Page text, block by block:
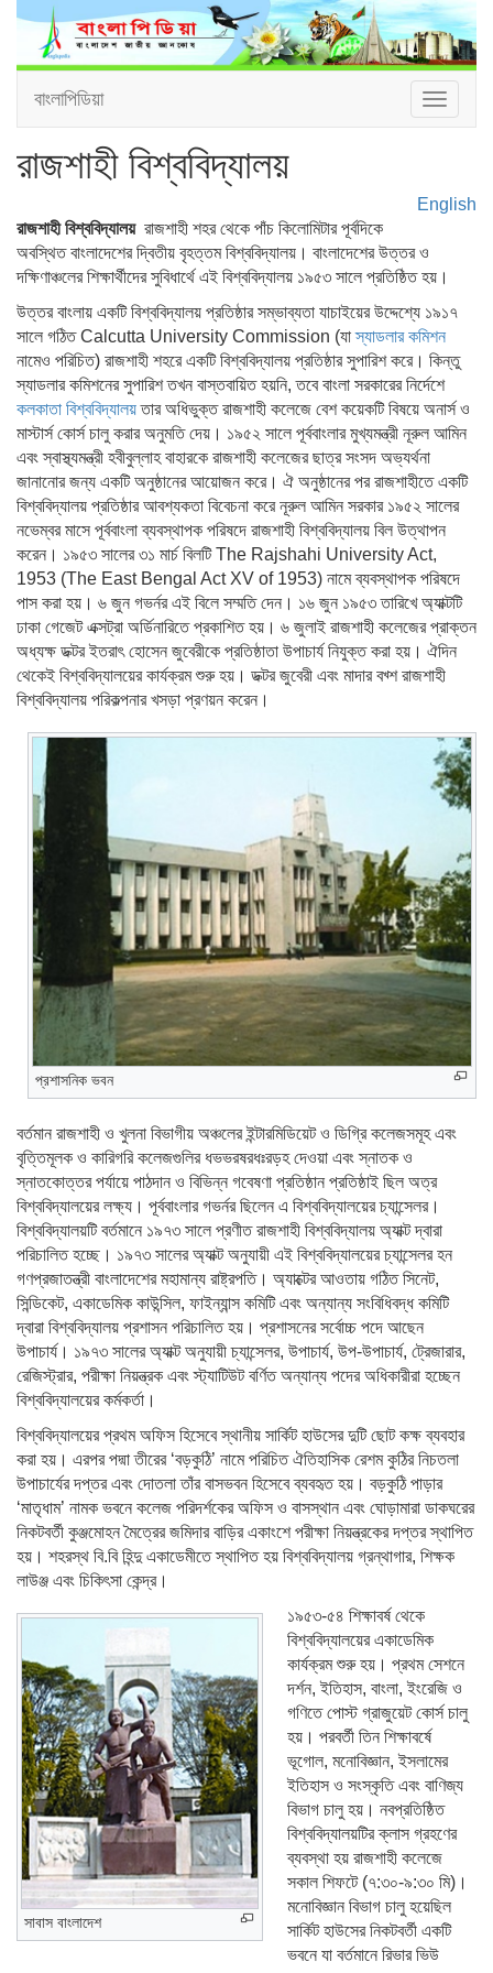
Toggle
বাংলাপিডিয়া
রাজশাহী বিশ্ববিদ্যালয়
English
রাজশাহী বিশ্ববিদ্যালয়রাজশাহী শহর থেকে পাঁচ কিলোমিটার পূর্বদিকে
অবস্থিত বাংলাদেশের দ্বিতীয় বৃহত্তম বিশ্ববিদ্যালয়। বাংলাদেশের উত্তর ও
দক্ষিণাঞ্চলের শিক্ষার্থীদের সুবিধার্থে এই বিশ্ববিদ্যালয় ১৯৫৩ সালে প্রতিষ্ঠিত হয়।
উত্তর বাংলায় একটি বিশ্ববিদ্যালয় প্রতিষ্ঠার সম্ভাব্যতা যাচাইয়ের উদ্দেশ্যে ১৯১৭
সালে গঠিত Calcutta University Commission (যাস্যাডলার কমিশন
নামেও পরিচিত) রাজশাহী শহরে একটি বিশ্ববিদ্যালয় প্রতিষ্ঠার সুপারিশ করে। কিন্তু
স্যাডলার কমিশনের সুপারিশ তখন বাস্তবায়িত হয়নি, তবে বাংলা সরকারের নির্দেশে
কলকাতা বিশ্ববিদ্যালয়তার অধিভুক্ত রাজশাহী কলেজে বেশ কয়েকটি বিষয়ে অনার্স ও
মাস্টার্স কোর্স চালু করার অনুমতি দেয়। ১৯৫২ সালে পূর্ববাংলার মুখ্যমন্ত্রী নূরুল আমিন
এবং স্বাস্থ্যমন্ত্রী হবীবুল্লাহ বাহারকে রাজশাহী কলেজের ছাত্র সংসদ অভ্যর্থনা
জানানোর জন্য একটি অনুষ্ঠানের আয়োজন করে। ঐ অনুষ্ঠানের পর রাজশাহীতে একটি
বিশ্ববিদ্যালয় প্রতিষ্ঠার আবশ্যকতা বিবেচনা করে নূরুল আমিন সরকার ১৯৫২ সালের
নভেম্বর মাসে পূর্ববাংলা ব্যবস্থাপক পরিষদে রাজশাহী বিশ্ববিদ্যালয় বিল উত্থাপন
করেন। ১৯৫৩ সালের ৩১ মার্চ বিলটি The Rajshahi University Act,
1953 (The East Bengal Act XV of 1953) নামে ব্যবস্থাপক পরিষদে
পাস করা হয়। ৬ জুন গভর্নর এই বিলে সম্মতি দেন। ১৬ জুন ১৯৫৩ তারিখে অ্যাক্টটি
ঢাকা গেজেট এক্সট্রা অর্ডিনারিতে প্রকাশিত হয়। ৬ জুলাই রাজশাহী কলেজের প্রাক্তন
অধ্যক্ষ ডক্টর ইতরাৎ হোসেন জুবেরীকে প্রতিষ্ঠাতা উপাচার্য নিযুক্ত করা হয়। ঐদিন
থেকেই বিশ্ববিদ্যালয়ের কার্যক্রম শুরু হয়। ডক্টর জুবেরী এবং মাদার বখ্শ রাজশাহী
বিশ্ববিদ্যালয় পরিকল্পনার খসড়া প্রণয়ন করেন।
প্রশাসনিক ভবন
বর্তমান রাজশাহী ও খুলনা বিভাগীয় অঞ্চলের ইন্টারমিডিয়েট ও ডিগ্রি কলেজসমূহ এবং
বৃত্তিমূলক ও কারিগরি কলেজগুলির ধভভরষরধঃরড়হ দেওয়া এবং স্নাতক ও
স্নাতকোত্তর পর্যায়ে পাঠদান ও বিভিন্ন গবেষণা প্রতিষ্ঠান প্রতিষ্ঠাই ছিল অত্র
বিশ্ববিদ্যালয়ের লক্ষ্য। পূর্ববাংলার গভর্নর ছিলেন এ বিশ্ববিদ্যালয়ের চ্যান্সেলর।
বিশ্ববিদ্যালয়টি বর্তমানে ১৯৭৩ সালে প্রণীত রাজশাহী বিশ্ববিদ্যালয় অ্যাক্ট দ্বারা
পরিচালিত হচ্ছে। ১৯৭৩ সালের অ্যাক্ট অনুযায়ী এই বিশ্ববিদ্যালয়ের চ্যান্সেলর হন
গণপ্রজাতন্ত্রী বাংলাদেশের মহামান্য রাষ্ট্রপতি। অ্যাক্টের আওতায় গঠিত সিনেট,
সিন্ডিকেট, একাডেমিক কাউন্সিল, ফাইন্যান্স কমিটি এবং অন্যান্য সংবিধিবদ্ধ কমিটি
দ্বারা বিশ্ববিদ্যালয় প্রশাসন পরিচালিত হয়। প্রশাসনের সর্বোচ্চ পদে আছেন
উপাচার্য। ১৯৭৩ সালের অ্যাক্ট অনুযায়ী চ্যান্সেলর, উপাচার্য, উপ-উপাচার্য, ট্রেজারার,
রেজিস্ট্রার, পরীক্ষা নিয়ন্ত্রক এবং স্ট্যাটিউট বর্ণিত অন্যান্য পদের অধিকারীরা হচ্ছেন
বিশ্ববিদ্যালয়ের কর্মকর্তা।
বিশ্ববিদ্যালয়ের প্রথম অফিস হিসেবে স্থানীয় সার্কিট হাউসের দুটি ছোট কক্ষ ব্যবহার
করা হয়। এরপর পদ্মা তীরের ‘বড়কুঠি’ নামে পরিচিত ঐতিহাসিক রেশম কুঠির নিচতলা
উপাচার্যের দপ্তর এবং দোতলা তাঁর বাসভবন হিসেবে ব্যবহৃত হয়। বড়কুঠি পাড়ার
‘মাতৃধাম’ নামক ভবনে কলেজ পরিদর্শকের অফিস ও বাসস্থান এবং ঘোড়ামারা ডাকঘরের
নিকটবর্তী কুঞ্জমোহন মৈত্রের জমিদার বাড়ির একাংশে পরীক্ষা নিয়ন্ত্রকের দপ্তর স্থাপিত
হয়। শহরস্থ বি.বি হিন্দু একাডেমীতে স্থাপিত হয় বিশ্ববিদ্যালয় গ্রন্থাগার, শিক্ষক
লাউঞ্জ এবং চিকিৎসা কেন্দ্র।
সাবাস বাংলাদেশ
১৯৫৩-৫৪ শিক্ষাবর্ষ থেকে
বিশ্ববিদ্যালয়ের একাডেমিক
কার্যক্রম শুরু হয়। প্রথম সেশনে
দর্শন, ইতিহাস, বাংলা, ইংরেজি ও
গণিতে পোস্ট গ্রাজুয়েট কোর্স চালু
হয়। পরবর্তী তিন শিক্ষাবর্ষে
ভূগোল, মনোবিজ্ঞান, ইসলামের
ইতিহাস ও সংস্কৃতি এবং বাণিজ্য
বিভাগ চালু হয়। নবপ্রতিষ্ঠিত
বিশ্ববিদ্যালয়টির ক্লাস গ্রহণের
ব্যবস্থা হয় রাজশাহী কলেজে
সকাল শিফটে (৭:৩০-৯:৩০ মি)।
মনোবিজ্ঞান বিভাগ চালু হয়েছিল
সার্কিট হাউসের নিকটবর্তী একটি
ভবনে যা বর্তমানে রিভার ভিউ